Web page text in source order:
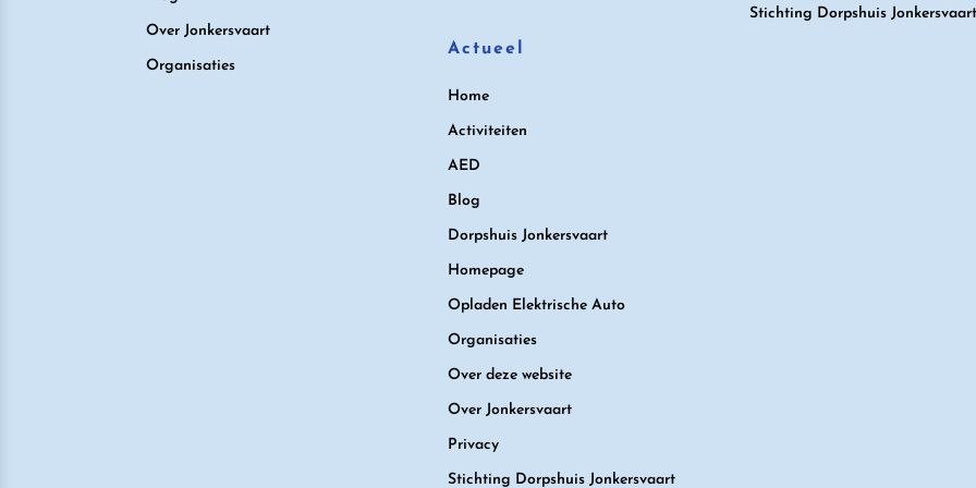
Over Jonkersvaart
Organisaties
Actueel
Home
Activiteiten
AED
Blog
Dorpshuis Jonkersvaart
Homepage
Opladen Elektrische Auto
Organisaties
Over deze website
Over Jonkersvaart
Privacy
Stichting Dorpshuis Jonkersvaart
Stichting Dorpshuis